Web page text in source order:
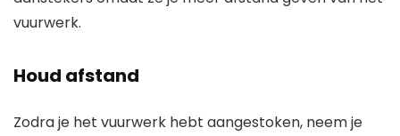
vuurwerk.
Houd afstand
Zodra je het vuurwerk hebt aangestoken, neem je